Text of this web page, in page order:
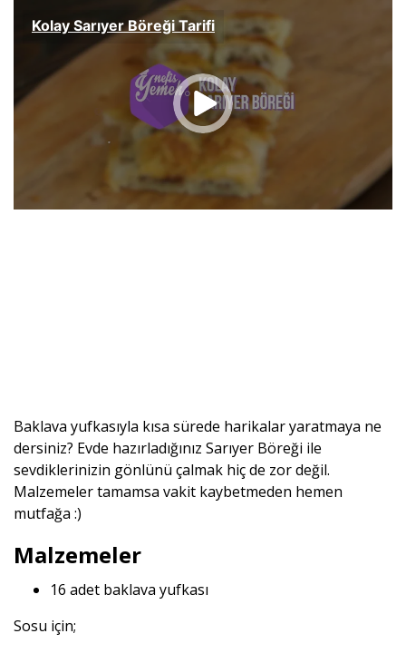
Baklava yufkasıyla kısa sürede harikalar yaratmaya ne
dersiniz? Evde hazırladığınız Sarıyer Böreği ile
sevdiklerinizin gönlünü çalmak hiç de zor değil.
Malzemeler tamamsa vakit kaybetmeden hemen
mutfağa :)
Malzemeler
16 adet baklava yufkası
Sosu için;